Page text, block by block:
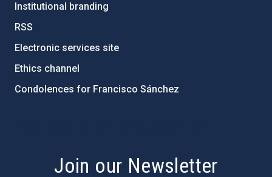
Institutional branding
RSS
Electronic services site
Ethics channel
Condolences for Francisco Sánchez
Join our Newsletter